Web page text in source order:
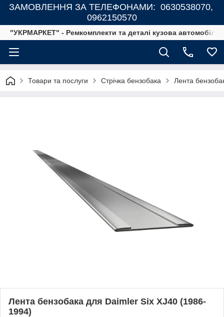
ЗАМОВЛЕННЯ ЗА ТЕЛЕФОНАМИ: 0630538070,
0962150570
"УКРМАРКЕТ" - Ремкомплекти та деталі кузова автомобілів
Товари та послуги Стрічка бензобака Лента
Лента бензобака для Daimler Six XJ40 (1986-
1994)